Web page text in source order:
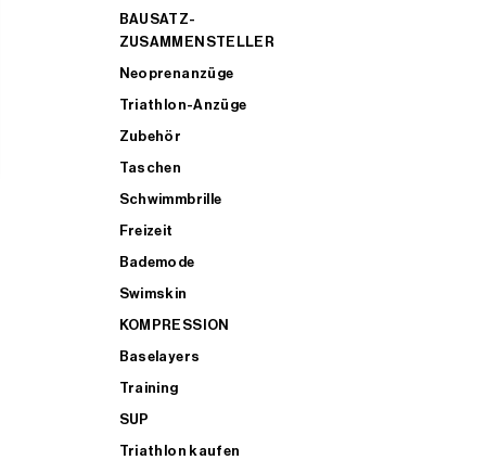
BAUSATZ-
ZUSAMMENSTELLER
Neoprenanzüge
Triathlon-Anzüge
Zubehör
Taschen
Schwimmbrille
Freizeit
Bademode
Swimskin
KOMPRESSION
Baselayers
Training
SUP
Triathlon kaufen